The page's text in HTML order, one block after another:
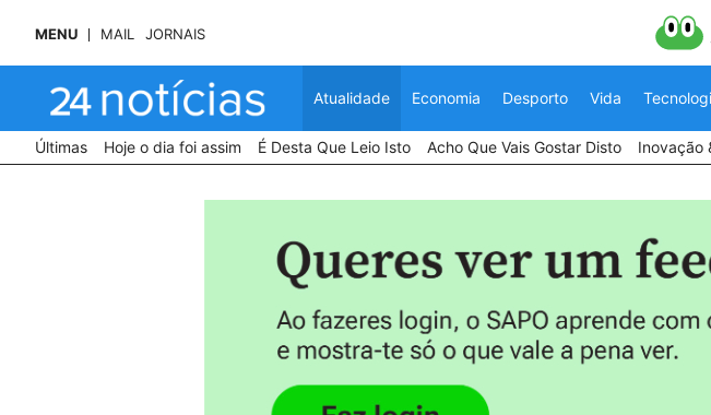
MENU MAIL JORNAIS
Atualidade Economia Desporto Vida
Últimas Hoje o dia foi assim É Desta Que Leio Isto Acho Que Vais Gostar Disto Inovação